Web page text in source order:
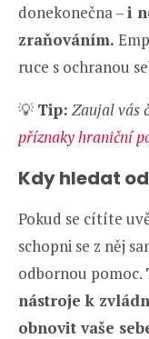
donekonečna –i
zraňováním.
ruce s ochranou
💡 Tip: Zaujal vás
příznaky hraniční
Kdy hledat
Pokud se cítíte
schopni se z něj
odbornou pomoc.
nástroje k
obnovit vaše